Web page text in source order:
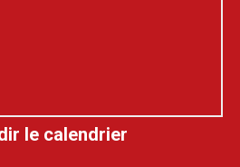
le calendrier